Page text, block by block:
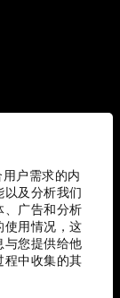
户需求的内
以及分析我们
、广告和分析
使用情况，这
与您提供给他
程中收集的其